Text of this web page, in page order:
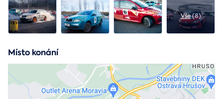
Vše(8)
Místo konání